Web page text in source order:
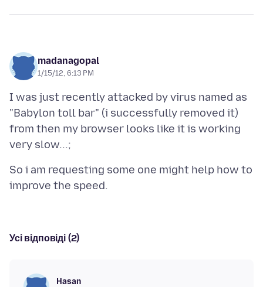
madanagopal
1/15/12, 6:13 PM
I was just recently attacked by virus named as
"Babylon toll bar" (i successfully removed it)
from then my browser looks like it is working
So i am requesting some one might help how to
Усі відповіді (2)
Hasan